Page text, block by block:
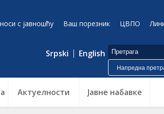
с јавношћу Ваш порезник ЦВПО
Srpski English
Напредна
Актуелности Jавне набавке